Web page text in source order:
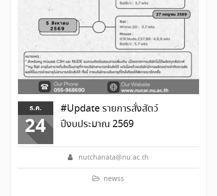
ธ.ค.
24
#Update รายการสั่งสัตว์
ปีงบประมาณ 2569
nutchanata@nu.ac.th
newss